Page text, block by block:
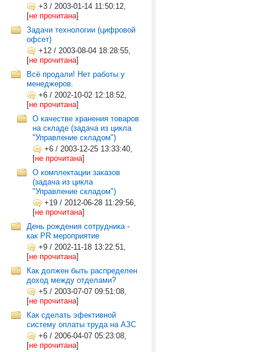
+3 / 2003-01-14 11:50:12,
[не прочитана]
Задачи технологии (цифровой
офсет)
+12 / 2003-08-04 18:28:55,
[не прочитана]
Всё продали! Нет работы у
менеджеров.
+6 / 2002-10-02 12:18:52,
[не прочитана]
О качестве хранения товаров
на складе (задача из цикла
"Управление складом")
+6 / 2003-12-25 13:33:40,
[не прочитана]
О комплектации заказов
(задача из цикла
"Управление складом")
+19 / 2012-06-28 11:29:56,
[не прочитана]
День рождения сотрудника -
как PR мероприятие
+9 / 2002-11-18 13:22:51,
[не прочитана]
Как должен быть распределен
доход между отделами?
+5 / 2003-07-07 09:51:08,
[не прочитана]
Как сделать эфективной
систему оплаты труда на АЗС
+6 / 2006-04-07 05:23:08,
[не прочитана]